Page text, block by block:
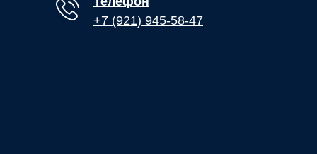
+7 (921) 945-58-47